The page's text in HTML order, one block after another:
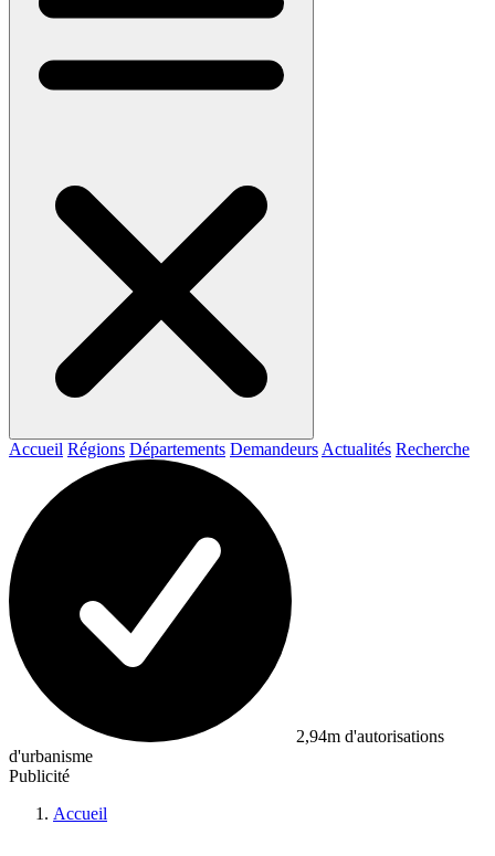
Accueil Régions Départements Demandeurs Actualités Recherche
2,94m d'autorisations
d'urbanisme
Publicité
Accueil